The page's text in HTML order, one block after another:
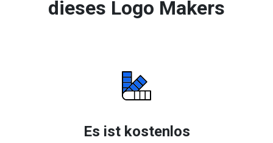
dieses Logo Makers
Es ist kostenlos